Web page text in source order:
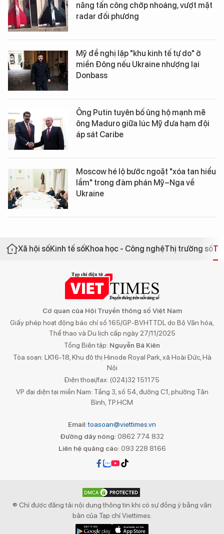
năng tấn công chớp nhoáng, vượt mặt
radar đối phương
Mỹ đề nghị lập "khu kinh tế tự do" ở
miền Đông nếu Ukraine nhượng lại
Donbass
Ông Putin tuyên bố ủng hộ mạnh mẽ
ông Maduro giữa lúc Mỹ đưa hạm đội
áp sát Caribe
Moscow hé lộ bước ngoặt "xóa tan hiểu
lầm" trong đàm phán Mỹ–Nga về
Ukraine
Xã hội sốKinh tế sốKhoa học - Công nghệThị trường số
Cơ quan của Hội Truyền thông số Việt Nam
Giấy phép hoạt động báo chí số 165/GP-BVHTTDL do Bộ Văn hóa,
Thể thao và Du lịch cấp ngày 27/11/2025
Tổng Biên tập: Nguyễn Bá Kiên
Tòa soạn: LK16-18, Khu đô thị Hinode Royal Park, xã Hoài Đức, Hà
Nội
Điện thoại/fax: (024)32 151175
VP đại diện tại miền Nam: Tầng 3, số 54, đường C1, phường Tân
Bình, TP.HCM
Email:toasoan@viettimes.vn
Đường dây nóng: 0862 774 832
Liên hệ quảng cáo:093 228 8166
® Chỉ được đăng tải nội dung thông tin khi có sự đồng ý bằng văn
bản của Tạp chí Viettimes.